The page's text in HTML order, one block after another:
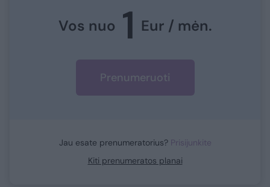
Vos nuo 1 Eur / mėn.
Prenumeruoti
Jau esate prenumeratorius? Prisijunkite
Kiti prenumeratos planai